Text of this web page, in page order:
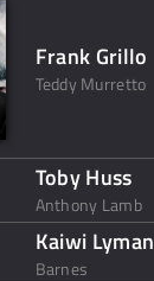
Frank Grillo
Teddy Murretto
Toby Huss
Anthony Lamb
Kaiwi Lyman
Barnes